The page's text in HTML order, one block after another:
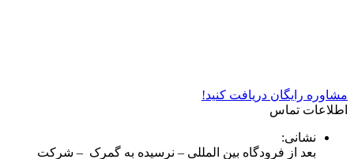
مشاوره رایگان دریافت کنید!
اطلاعات تماس
نشانی:
بعد از فرودگاه بین المللی – نرسیده به گمرک – شرکت